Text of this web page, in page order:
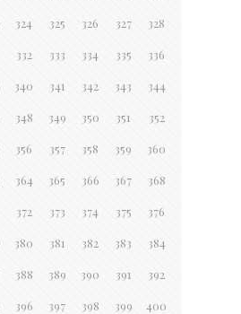
324 325 326 327 328
332 333 334 335 336
340 341 342 343 344
348 349 350 351 352
356 357 358 359 360
364 365 366 367 368
372 373 374 375 376
380 381 382 383 384
388 389 390 391 392
396 397 398 399 400